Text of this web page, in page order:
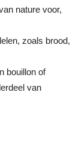
nature voor,
zoals brood,
bouillon of
van